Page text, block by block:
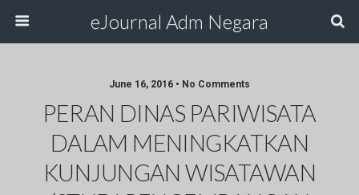
eJournal Adm Negara
June 16, 2016 • No Comments
PERAN DINAS PARIWISATA
DALAM MENINGKATKAN
KUNJUNGAN WISATAWAN